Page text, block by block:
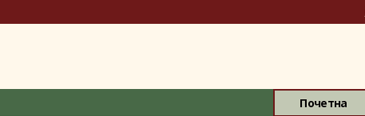
Почетна